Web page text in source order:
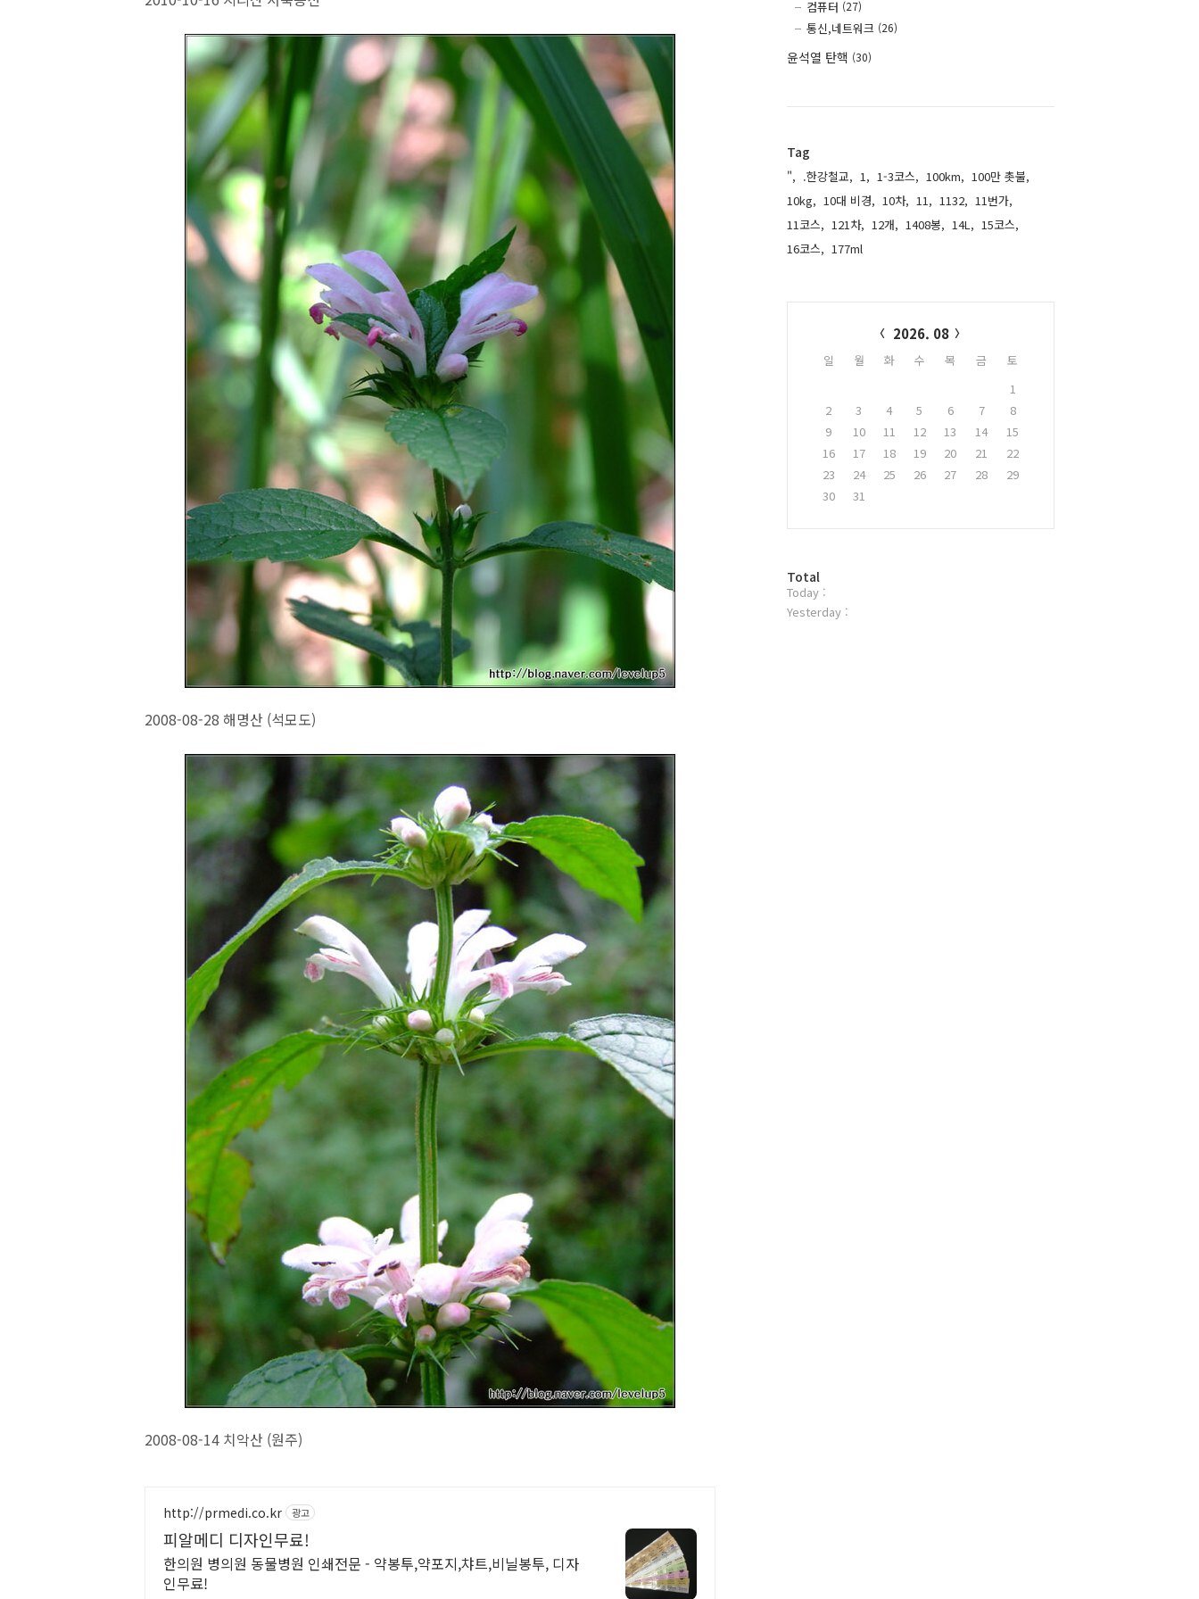
2008-08-28 해명산 (석모도)
2008-08-14 치악산 (원주)
http://prmedi.co.kr 광고
피알메디 디자인무료!
한의원 병의원 동물병원 인쇄전문 - 약봉투,약포지,챠트,비닐봉투, 디자
인무료!
컴퓨터 (27)
통신,네트워크 (26)
윤석열 탄핵 (30)
Tag
", .한강철교, 1, 1-3코스, 100km, 100만 촛불,
10kg, 10대 비경, 10차, 11, 1132, 11번가,
11코스, 121차, 12개, 1408봉, 14L, 15코스,
16코스, 177ml,
2026. 08
일 월 화 수 목 금
토
1
2
3 4 5 6 7
8
9
10 11 12 13 14
15
16
17 18 19 20 21
22
23
24 25 26 27 28
29
30
31
방
문
자
Total
Today :
Yesterday :